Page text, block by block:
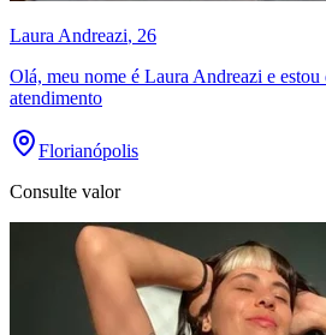
Laura Andreazi, 26
Olá, meu nome é Laura Andreazi e
atendimento
Florianópolis
Consulte valor